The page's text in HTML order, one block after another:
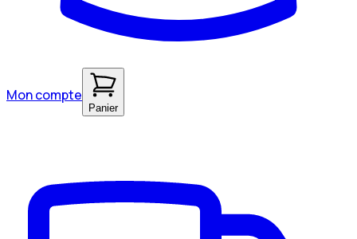
Mon compte
Panier